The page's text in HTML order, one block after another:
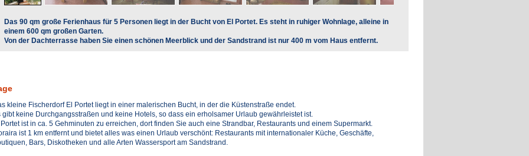
Das 90 qm große Ferienhaus für 5 Personen liegt in der Bucht von El Portet. Es steht in ruhiger Wohnlage, alleine in
einem 600 qm großen Garten.
Von der Dachterrasse haben Sie einen schönen Meerblick und der Sandstrand ist nur 400 m vom Haus entfernt.
kleine Fischerdorf El Portet liegt in einer malerischen Bucht, in der die Küstenstraße endet.
gibt keine Durchgangsstraßen und keine Hotels, so dass ein erholsamer Urlaub gewährleistet ist.
Portet ist in ca. 5 Gehminuten zu erreichen, dort finden Sie auch eine Strandbar, Restaurants und einem Supermarkt.
ist 1 km entfernt und bietet alles was einen Urlaub verschönt: Restaurants mit internationaler Küche, Geschäfte,
Bars, Diskotheken und alle Arten Wassersport am Sandstrand.